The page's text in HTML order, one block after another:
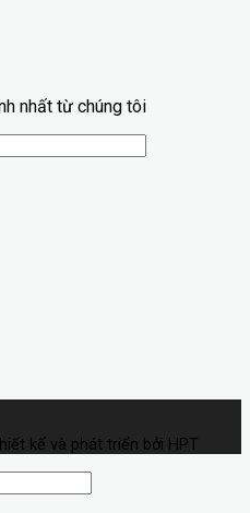
nhất từ chúng tôi
kế và phát triển bởi HPT